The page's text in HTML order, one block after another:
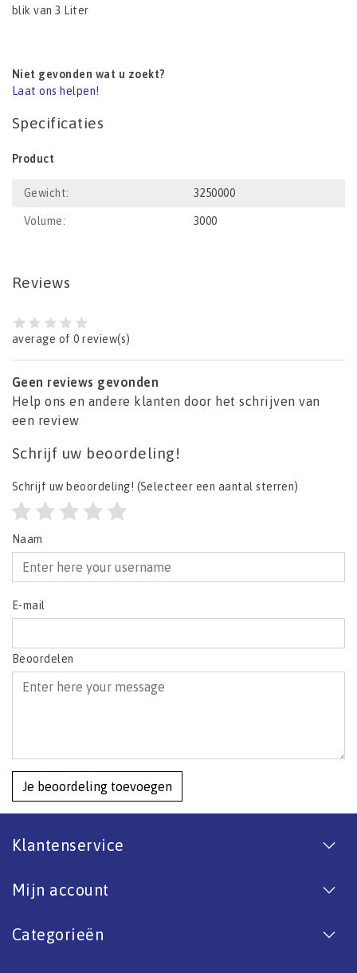
blik van 3 Liter
Niet gevonden wat u zoekt?
Laat ons helpen!
Specificaties
Product
Gewicht: 3250000
Volume: 3000
Reviews
average of 0 review(s)
Geen reviews gevonden
Help ons en andere klanten door het schrijven van
een review
Schrijf uw beoordeling!
Schrijf uw beoordeling! (Selecteer een aantal sterren)
Naam
E-mail
Beoordelen
Je beoordeling toevoegen
Klantenservice
Mijn account
Categorieën